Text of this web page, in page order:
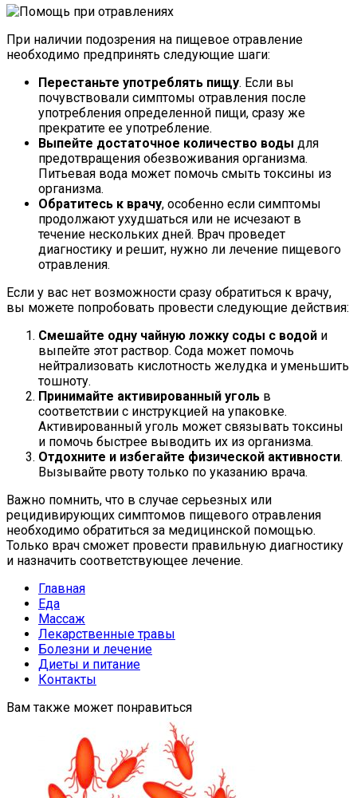
При наличии подозрения на пищевое отравление
необходимо предпринять следующие шаги:
Перестаньте употреблять пищу. Если вы
почувствовали симптомы отравления после
употребления определенной пищи, сразу же
прекратите ее употребление.
Выпейте достаточное количество воды для
предотвращения обезвоживания организма.
Питьевая вода может помочь смыть токсины из
организма.
Обратитесь к врачу, особенно если симптомы
продолжают ухудшаться или не исчезают в
течение нескольких дней. Врач проведет
диагностику и решит, нужно ли лечение пищевого
отравления.
Если у вас нет возможности сразу обратиться к врачу,
вы можете попробовать провести следующие действия:
Смешайте одну чайную ложку соды с водой и
выпейте этот раствор. Сода может помочь
нейтрализовать кислотность желудка и уменьшить
тошноту.
Принимайте активированный уголь в
соответствии с инструкцией на упаковке.
Активированный уголь может связывать токсины
и помочь быстрее выводить их из организма.
Отдохните и избегайте физической активности.
Вызывайте рвоту только по указанию врача.
Важно помнить, что в случае серьезных или
рецидивирующих симптомов пищевого отравления
необходимо обратиться за медицинской помощью.
Только врач сможет провести правильную диагностику
и назначить соответствующее лечение.
Главная
Еда
Массаж
Лекарственные травы
Болезни и лечение
Диеты и питание
Контакты
Вам также может понравиться